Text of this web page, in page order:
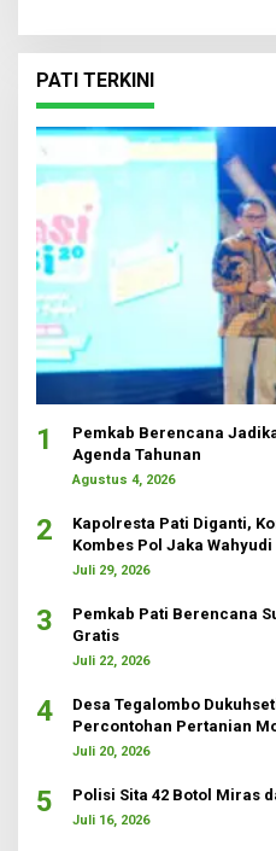
PATI TERKINI
1
Pemkab Berencana
Agenda Tahunan
Agustus 4, 2026
2
Kapolresta Pati Diganti,
Kombes Pol Jaka Wahyudi
Juli 29, 2026
3
Pemkab Pati Berencana
Gratis
Juli 22, 2026
4
Desa Tegalombo
Percontohan Pertanian
Juli 20, 2026
5 Polisi Sita 42 Botol Miras
Juli 16, 2026